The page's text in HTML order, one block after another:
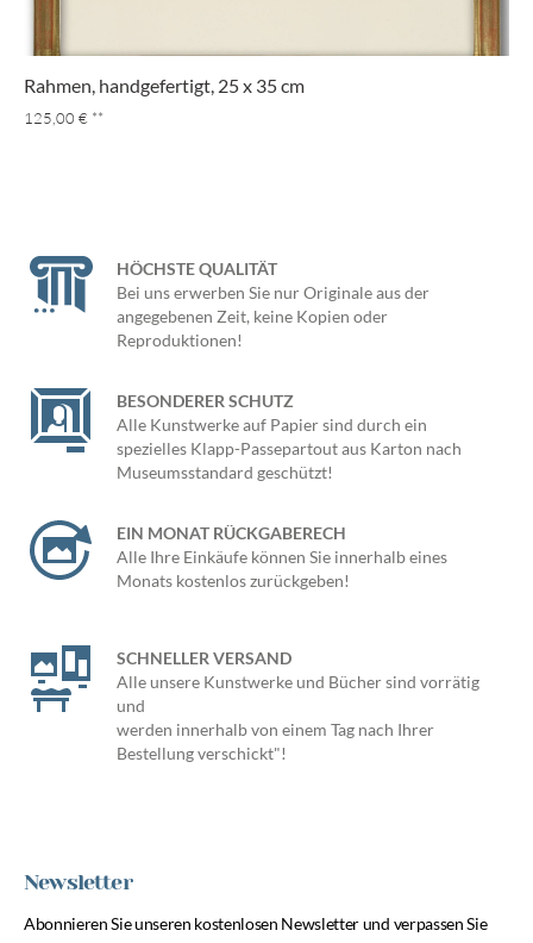
Rahmen, handgefertigt, 25 x 35 cm
125,00 € **
HÖCHSTE QUALITÄT
Bei uns erwerben Sie nur Originale aus der
angegebenen Zeit, keine Kopien oder
Reproduktionen!
BESONDERER SCHUTZ
Alle Kunstwerke auf Papier sind durch ein
spezielles Klapp-Passepartout aus Karton nach
Museumsstandard geschützt!
EIN MONAT RÜCKGABERECH
Alle Ihre Einkäufe können Sie innerhalb eines
Monats kostenlos zurückgeben!
SCHNELLER VERSAND
Alle unsere Kunstwerke und Bücher sind vorrätig
und
werden innerhalb von einem Tag nach Ihrer
Bestellung verschickt"!
Newsletter
Abonnieren Sie unseren kostenlosen Newsletter und verpassen Sie